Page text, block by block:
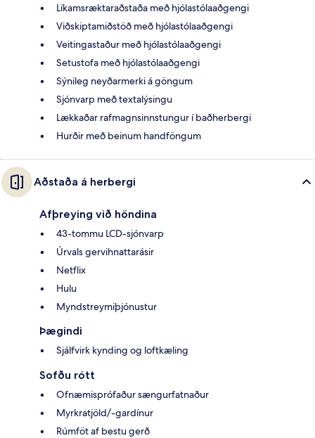
Líkamsræktaraðstaða með hjólastólaaðgengi
Viðskiptamiðstöð með hjólastólaaðgengi
Veitingastaður með hjólastólaaðgengi
Setustofa með hjólastólaaðgengi
Sýnileg neyðarmerki á göngum
Sjónvarp með textalýsingu
Lækkaðar rafmagnsinnstungur í baðherbergi
Hurðir með beinum handföngum
Aðstaða á herbergi
Afþreying við höndina
43-tommu LCD-sjónvarp
Úrvals gervihnattarásir
Netflix
Hulu
Myndstreymiþjónustur
Þægindi
Sjálfvirk kynding og loftkæling
Sofðu rótt
Ofnæmisprófaður sængurfatnaður
Myrkratjöld/-gardínur
Rúmföt af bestu gerð